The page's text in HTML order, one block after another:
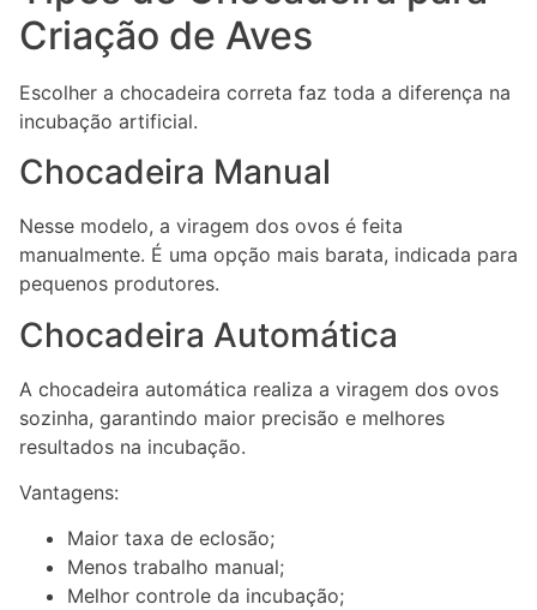
Criação de Aves
Escolher a chocadeira correta faz toda a diferença na
incubação artificial.
Chocadeira Manual
Nesse modelo, a viragem dos ovos é feita
manualmente. É uma opção mais barata, indicada para
pequenos produtores.
Chocadeira Automática
A chocadeira automática realiza a viragem dos ovos
sozinha, garantindo maior precisão e melhores
resultados na incubação.
Vantagens:
Maior taxa de eclosão;
Menos trabalho manual;
Melhor controle da incubação;